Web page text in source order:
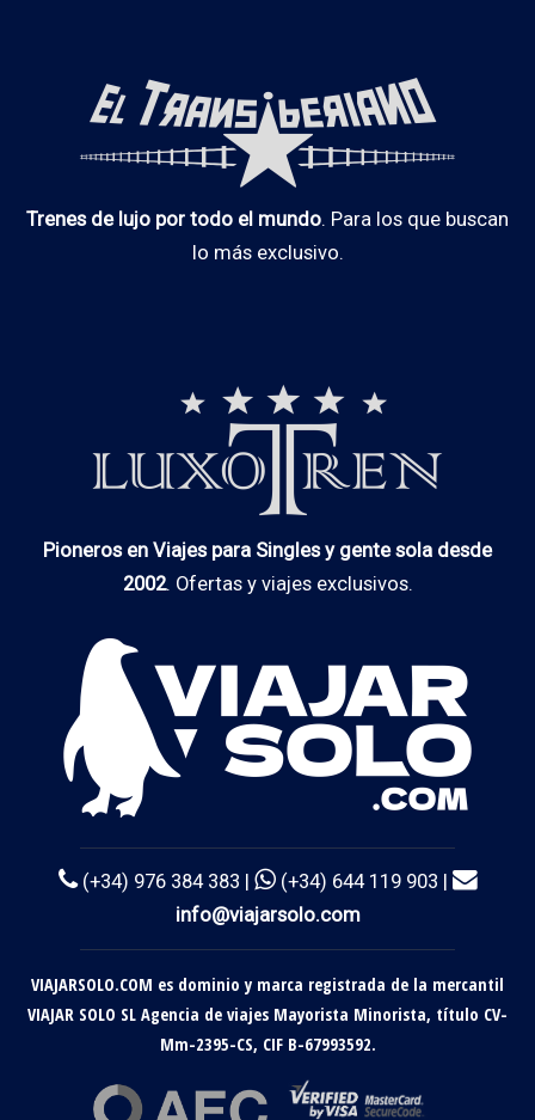
Trenes de lujo por todo el mundo. Para los que buscan
lo más exclusivo.
Pioneros en Viajes para Singles y gente sola desde
2002. Ofertas y viajes exclusivos.
(+34) 976 384 383 |
(+34) 644 119 903 |
info@viajarsolo.com
VIAJARSOLO.COM es dominio y marca registrada de la mercantil
VIAJAR SOLO SL Agencia de viajes Mayorista Minorista, título CV-
Mm-2395-CS, CIF B-67993592.